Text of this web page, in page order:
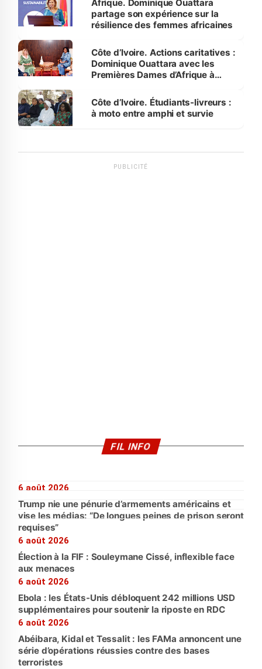
Afrique. Dominique Ouattara
partage son expérience sur la
résilience des femmes africaines
Côte d’Ivoire. Actions caritatives :
Dominique Ouattara avec les
Premières Dames d’Afrique à
Côte d’Ivoire. Étudiants-livreurs :
à moto entre amphi et survie
PUBLICITÉ
FIL INFO
6 août 2026
Trump nie une pénurie d’armements américains et
vise les médias: “De longues peines de prison seront
requises”
6 août 2026
Élection à la FIF : Souleymane Cissé, inflexible face
aux menaces
6 août 2026
Ebola : les États-Unis débloquent 242 millions USD
supplémentaires pour soutenir la riposte en RDC
6 août 2026
Abéibara, Kidal et Tessalit : les FAMa annoncent une
série d’opérations réussies contre des bases
terroristes